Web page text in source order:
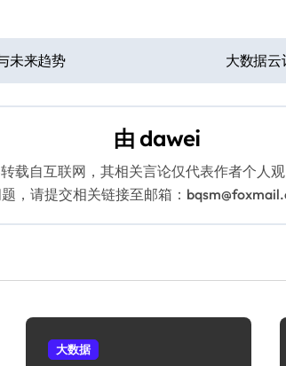
未来趋势 大数据
由 dawei
载自互联网，其相关言论仅代表作者个人
，请提交相关链接至邮箱：
大数据